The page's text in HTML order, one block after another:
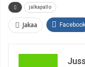
jalkapallo
Jakaa Facebook